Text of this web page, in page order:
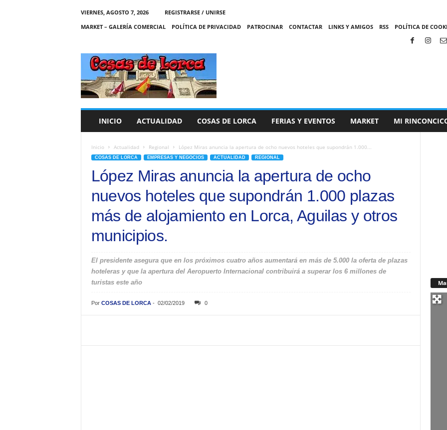
VIERNES, AGOSTO 7, 2026
REGISTRARSE / UNIRSE
MARKET – GALERÍA COMERCIAL
POLÍTICA DE PRIVACIDAD PATROCINAR CONTACTAR LINKS Y AMIGOS RSS POLÍTICA DE
C
A
S
INICIO ACTUALIDAD COSAS DE LORCA FERIAS Y EVENTOS MARKET MI
Inicio Actualidad Regional López Miras anuncia la apertura de ocho nuevos hoteles que supondrán 1.000...
COSAS DE LORCA EMPRESAS Y NEGOCIOS ACTUALIDAD REGIONAL
López Miras anuncia la apertura de ocho
nuevos hoteles que supondrán 1.000 plazas
más de alojamiento en Lorca, Aguilas y otros
municipios.
El presidente asegura que en los próximos cuatro años aumentará en más de 5.000 la oferta de plazas
hoteleras y que la apertura del Aeropuerto Internacional contribuirá a superar los 6 millones de
turistas este año
Por COSAS DE LORCA- 02/02/2019 0